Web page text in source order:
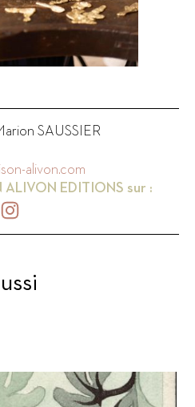
SAUSSIER
alivon.com
ALIVON EDITIONS sur :